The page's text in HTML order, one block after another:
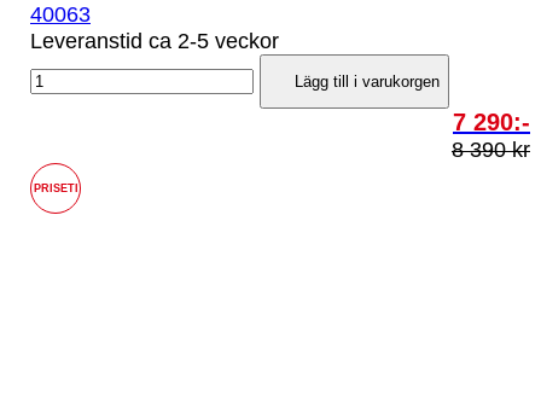
40063
Leveranstid ca 2-5 veckor
Lägg till i varukorgen
7 290:-
8 390 kr
PRISETI